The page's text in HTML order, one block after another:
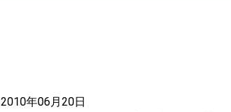
2010年06月20日